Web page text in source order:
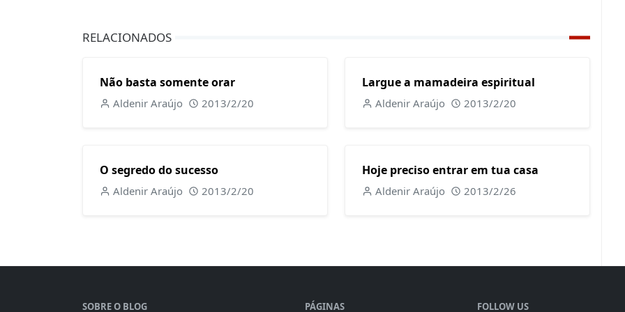
RELACIONADOS
Não basta somente orar
Aldenir Araújo 2013/2/20
Largue a mamadeira espiritual
Aldenir Araújo 2013/2/20
O segredo do sucesso
Aldenir Araújo 2013/2/20
Hoje preciso entrar em tua casa
Aldenir Araújo 2013/2/26
SOBRE O BLOG PÁGINAS FOLLOW US